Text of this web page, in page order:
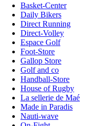
Basket-Center
Daily Bikers
Direct Running
Direct-Volley
Espace Golf
Foot-Store
Gallop Store
Golf and co
Handball-Store
House of Rugby
La sellerie de Maé
Made in Paradis
Nauti-wave